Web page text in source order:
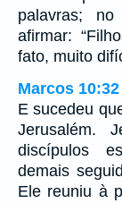
palavras;
afirmar:
fato, muito
Marcos 10:32
E sucedeu
Jerusalém.
discípulos
demais
Ele reuniu à